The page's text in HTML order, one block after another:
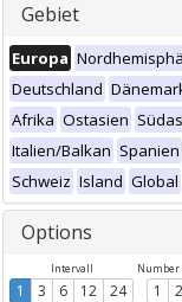
Gebiet
Europa
Deutschland
Afrika Ostasien
Italien/Balkan Spanien
Schweiz Island Global
Options
Intervall
1 3 6 12 24
Number
1 2